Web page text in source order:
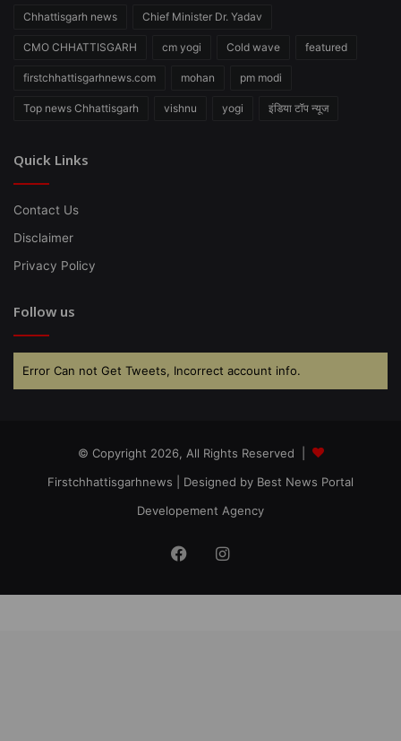
Chhattisgarh news Chief Minister Dr. Yadav
CMO CHHATTISGARH cm yogi Cold wave featured
firstchhattisgarhnews.com mohan pm modi
Top news Chhattisgarh vishnu yogi इंडिया टॉप न्यूज
Quick Links
Contact Us
Disclaimer
Privacy Policy
Follow us
Error Can not Get Tweets, Incorrect account info.
© Copyright 2026, All Rights Reserved |
Firstchhattisgarhnews | Designed by Best News Portal
Developement Agency
FacebookInstagram